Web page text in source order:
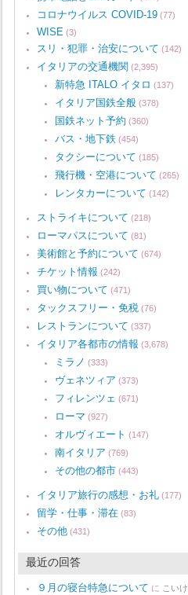
コロナウイルス COVID-19 (77)
WISE (3)
スリ・犯罪・治安について (142)
イタリアの交通機関 (2,395)
新特急 ITALO イタロ (137)
イタリア国鉄全般 (378)
国鉄ネット予約 (360)
バス・地下鉄 (454)
タクシーについて (185)
飛行機・空港について (265)
レンタカーについて (142)
ストライキについて (218)
ローマパスについて (81)
美術館と予約について (674)
チケット情報 (242)
買い物について (471)
タックスフリー・免税 (76)
レストランについて (337)
イタリア各都市の情報 (3,678)
ミラノ (333)
ヴェネツィア (373)
フィレンツェ (671)
ローマ (927)
オルヴィエート (147)
南イタリア (769)
その他の都市 (443)
イタリア旅行の感想・お礼 (177)
留学・仕事・滞在 (83)
その他 (431)
最近の回答
９月の寝台特急について に こいけ